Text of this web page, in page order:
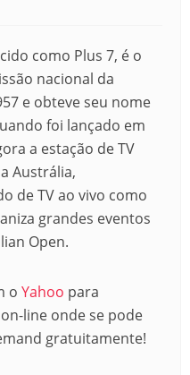
como Plus 7, é o
nacional da
e obteve seu nome
foi lançado em
a estação de TV
Austrália,
de TV ao vivo como
grandes eventos
Open.
o Yahoo para
line onde se pode
gratuitamente!